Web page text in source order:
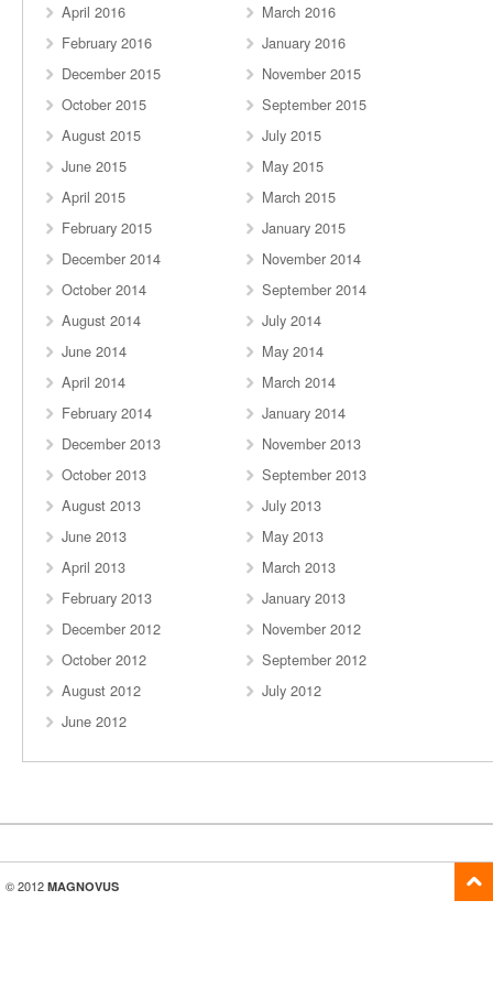
April 2016
March 2016
February 2016
January 2016
December 2015
November 2015
October 2015
September 2015
August 2015
July 2015
June 2015
May 2015
April 2015
March 2015
February 2015
January 2015
December 2014
November 2014
October 2014
September 2014
August 2014
July 2014
June 2014
May 2014
April 2014
March 2014
February 2014
January 2014
December 2013
November 2013
October 2013
September 2013
August 2013
July 2013
June 2013
May 2013
April 2013
March 2013
February 2013
January 2013
December 2012
November 2012
October 2012
September 2012
August 2012
July 2012
June 2012
© 2012 MAGNOVUS